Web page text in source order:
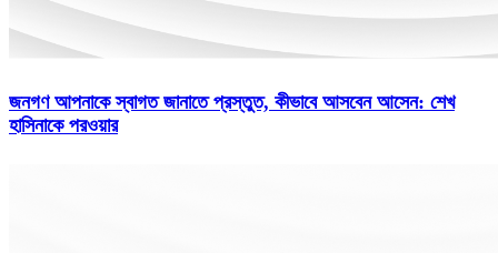
জনগণ আপনাকে স্বাগত জানাতে প্রস্তুত, কীভাবে আসবেন আসেন: শেখ
হাসিনাকে পরওয়ার